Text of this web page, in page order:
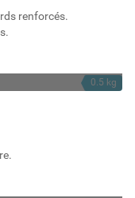
renforcés.
0.5 kg